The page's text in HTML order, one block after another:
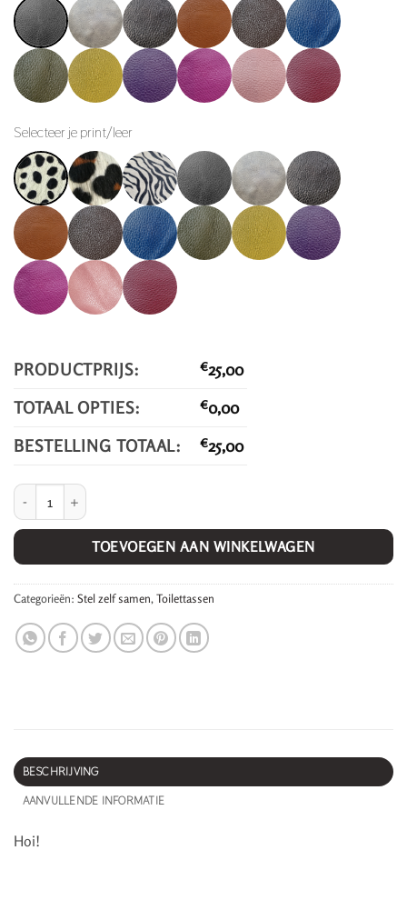
Selecteer je print/leer
PRODUCTPRIJS: €25,00
TOTAAL OPTIES:
€0,00
BESTELLING TOTAAL:
€25,00
Jade Lyts. aantal
TOEVOEGEN AAN WINKELWAGEN
Categorieën: Stel zelf samen, Toilettassen
BESCHRIJVING
AANVULLENDE INFORMATIE
Hoi!